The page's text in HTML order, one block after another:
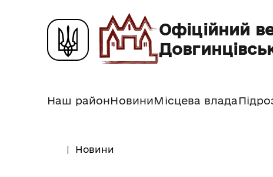
Офіційний
Наш районНовиниМісцева влада
Новини